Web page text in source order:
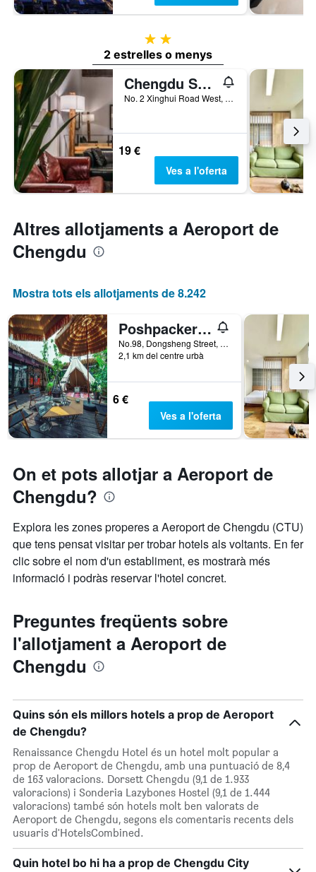
2 estrelles
2 estrelles o menys
Chengdu Sonderia Hostel&Bar-Lazybones
No. 2 Xinghui Road West, Chengdu, Xina
19 €
Ves a l'oferta
Altres allotjaments a Aeroport de
Chengdu
Mostra tots els allotjaments de 8.242
Poshpacker - Chengdu Flipflop Hostel
No.98, Dongsheng Street, Chengdu, Xina
2,1 km del centre urbà
6 €
Ves a l'oferta
On et pots allotjar a Aeroport de
Chengdu?
Explora les zones properes a Aeroport de Chengdu (CTU)
que tens pensat visitar per trobar hotels als voltants. En fer
clic sobre el nom d'un establiment, es mostrarà més
informació i podràs reservar l'hotel concret.
Preguntes freqüents sobre
l'allotjament a Aeroport de
Chengdu
Quins són els millors hotels a prop de Aeroport
de Chengdu?
Renaissance Chengdu Hotel és un hotel molt popular a
prop de Aeroport de Chengdu, amb una puntuació de 8,4
de 163 valoracions. Dorsett Chengdu (9,1 de 1.933
valoracions) i Sonderia Lazybones Hostel (9,1 de 1.444
valoracions) també són hotels molt ben valorats de
Aeroport de Chengdu, segons els comentaris recents dels
usuaris d'HotelsCombined.
Quin hotel bo hi ha a prop de Chengdu City